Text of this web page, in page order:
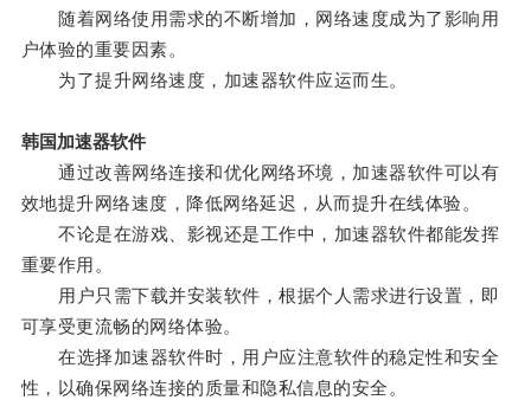
随着网络使用需求的不断增加，网络速度成为了影响用
户体验的重要因素。
为了提升网络速度，加速器软件应运而生。
韩国加速器软件
通过改善网络连接和优化网络环境，加速器软件可以有
效地提升网络速度，降低网络延迟，从而提升在线体验。
不论是在游戏、影视还是工作中，加速器软件都能发挥
重要作用。
用户只需下载并安装软件，根据个人需求进行设置，即
可享受更流畅的网络体验。
在选择加速器软件时，用户应注意软件的稳定性和安全
性，以确保网络连接的质量和隐私信息的安全。